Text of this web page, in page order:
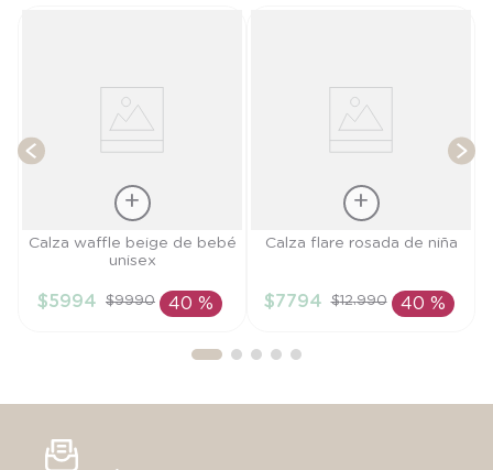
Talla
AÑADIR AL
Calza waffle beige de bebé
unisex
$5994 $9990 40 %
Talla
AÑADIR AL
Calza flare rosada de niña
$7794 $12.990 40 %